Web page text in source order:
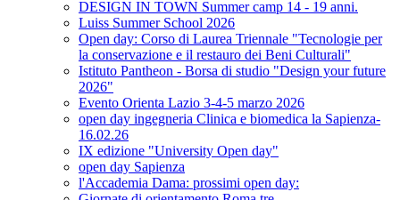
DESIGN IN TOWN Summer camp 14 - 19 anni.
Luiss Summer School 2026
Open day: Corso di Laurea Triennale "Tecnologie per
la conservazione e il restauro dei Beni Culturali"
Istituto Pantheon - Borsa di studio "Design your future
2026"
Evento Orienta Lazio 3-4-5 marzo 2026
open day ingegneria Clinica e biomedica la Sapienza-
16.02.26
IX edizione "University Open day"
open day Sapienza
l'Accademia Dama: prossimi open day: